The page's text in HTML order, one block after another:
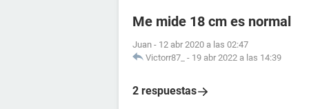
Me mide 18 cm es normal
Juan - 12 abr 2020 a las 02:47
Victorr87_ - 19 abr 2022 a las 14:39
2 respuestas